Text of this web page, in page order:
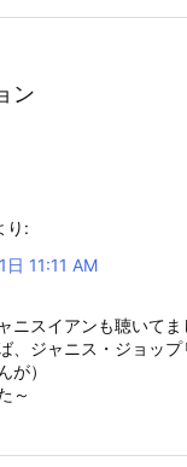
ン
り:
11:11 AM
ニスイアンも聴いてま
、ジャニス・ジョッ
が）
～